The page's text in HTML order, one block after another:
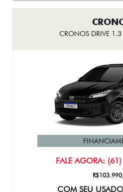
FALE AGORA:
De: R$
Ver
CRONOS DRIVE 1.3